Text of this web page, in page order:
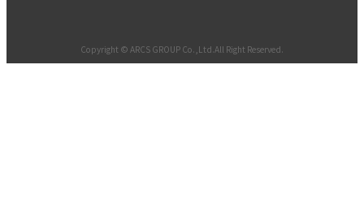
Copyright © ARCS GROUP Co.,Ltd.All Right Reserved.